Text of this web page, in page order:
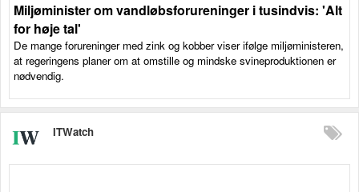
Miljøminister om vandløbsforureninger i tusindvis: 'Alt
for høje tal'
De mange forureninger med zink og kobber viser ifølge miljøministeren,
at regeringens planer om at omstille og mindske svineproduktionen er
nødvendig.
ITWatch